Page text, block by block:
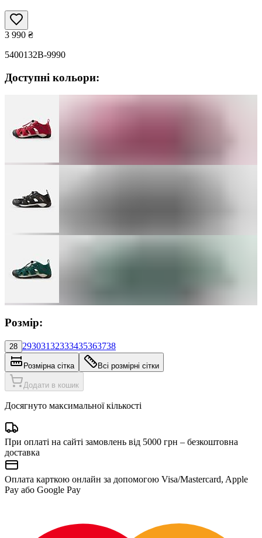
3 990 ₴
5400132B-9990
Доступні кольори:
Розмір:
28 29303132333435363738
Розмірна сітка Всі розмірні сітки
Додати в кошик
Досягнуто максимальної кількості
При оплаті на сайті замовлень від 5000 грн – безкоштовна
доставка
Оплата карткою онлайн за допомогою Visa/Mastercard, Apple
Pay або Google Pay